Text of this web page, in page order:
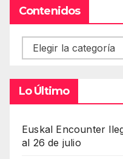
Contenidos
Contenidos
Lo Último
Euskal Encounter
al 26 de julio